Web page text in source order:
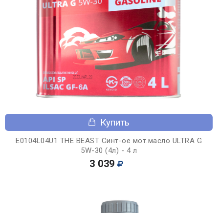
Купить
E0104L04U1 THE BEAST Синт-ое мот.масло ULTRA G
5W-30 (4л) - 4 л
3 039